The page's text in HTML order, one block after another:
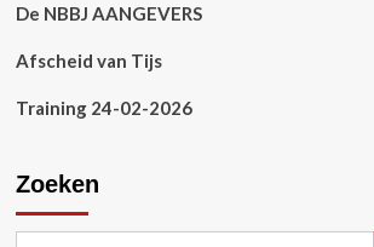
De NBBJ AANGEVERS
Afscheid van Tijs
Training 24-02-2026
Zoeken